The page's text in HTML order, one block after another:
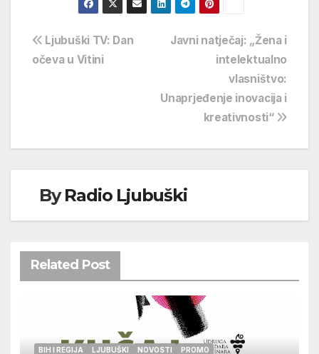
Navigacija
Javni natječaj: „Žena i
intelektualno
vlasništvo:
Unaprjeđenje inovacija i
kreativnosti“
Ljubuški TV: Dan
očeva u Vitini
ByRadio Ljubuški
Related Post
BIH I REGIJA LJUBUŠKI NOVOSTI PROMO